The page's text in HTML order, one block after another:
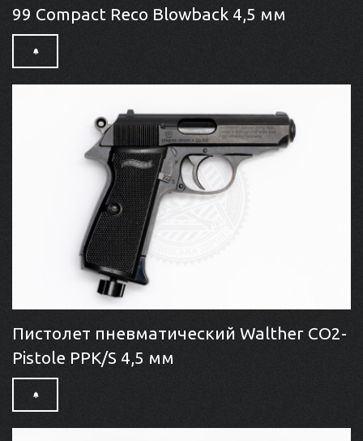
99 Compact Reco Blowback 4,5 мм
Пистолет пневматический Walther CO2-
Pistole PPK/S 4,5 мм